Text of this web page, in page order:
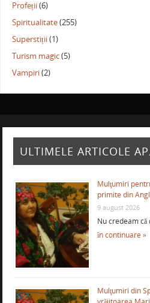
Profeții(6)
Spiritualitate(255)
Superstiții(1)
Turism magic(5)
Vampiri(2)
ULTIMELE ARTICOLE
Mulţumiri
primite din
9 august 2026
Nu credeam că
în continuare »
Mulţumiri din